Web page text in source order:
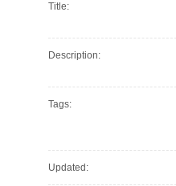
Title:
Description:
Tags:
Updated: